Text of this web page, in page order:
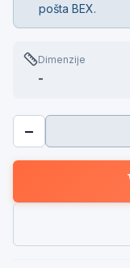
pošta BEX.
Dimenzije
-
−